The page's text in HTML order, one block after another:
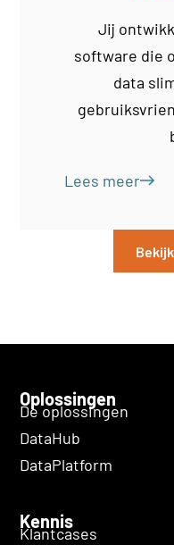
Jij
software die
data
Lees meer
Oplossingen
De oplossingen
DataHub
DataPlatform
Kennis
Klantcases